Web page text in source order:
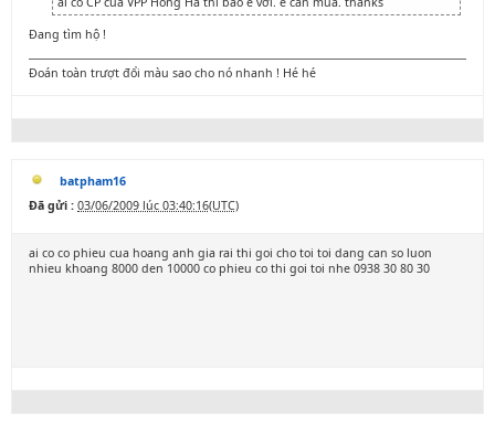
Đang tìm hộ !
Đoán toàn trượt đổi màu sao cho nó nhanh ! Hé hé
batpham16
Đã gửi : 03/06/2009 lúc 03:40:16(UTC)
ai co co phieu cua hoang anh gia rai thi goi cho toi toi dang can so luon
nhieu khoang 8000 den 10000 co phieu co thi goi toi nhe 0938 30 80 30